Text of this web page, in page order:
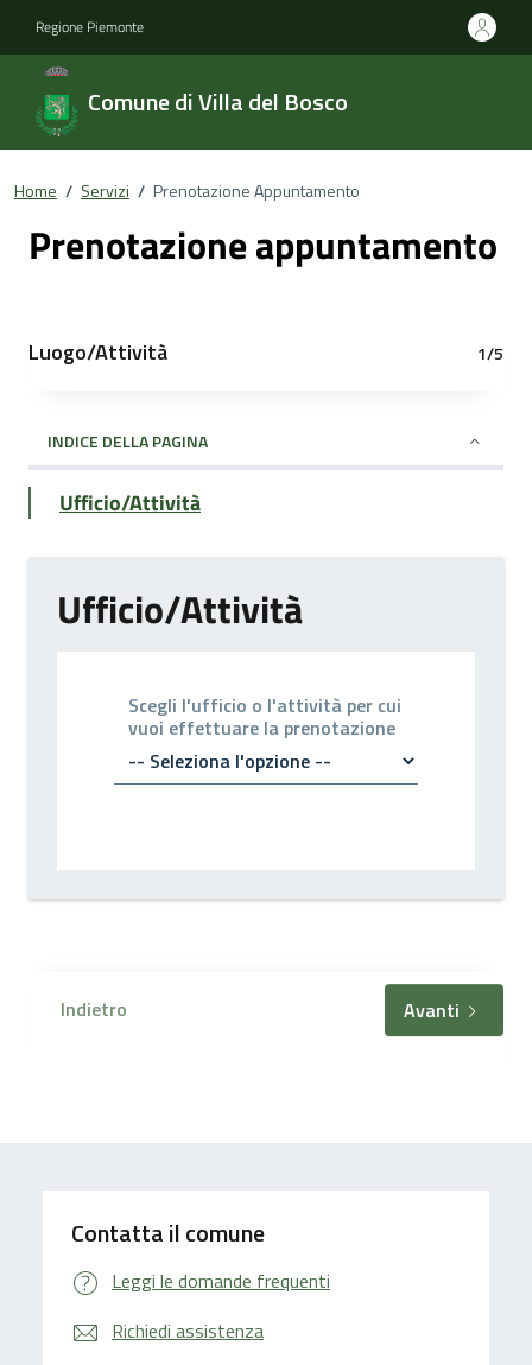
Regione Piemonte
Comune di Villa del Bosco
Home / Servizi / Prenotazione Appuntamento
Prenotazione appuntamento
Luogo/Attività 1/5
INDICE DELLA PAGINA
Ufficio/Attività
Ufficio/Attività
Scegli l'ufficio o l'attività per cui
vuoi effettuare la prenotazione
Indietro Avanti
Contatta il comune
Leggi le domande frequenti
Richiedi assistenza